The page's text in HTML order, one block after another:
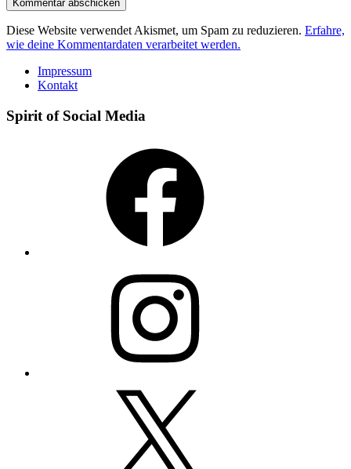
Diese Website verwendet Akismet, um Spam zu reduzieren. Erfahre,
wie deine Kommentardaten verarbeitet werden.
Impressum
Kontakt
Spirit of Social Media